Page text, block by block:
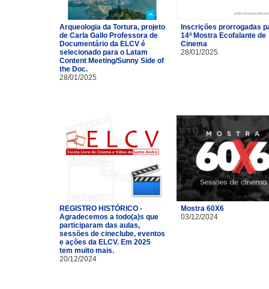
Arqueologia da Tortura, projeto
de Carla Gallo Professora de
Documentário da ELCV é
selecionado para o Latam
Content Meeting/Sunny Side of
the Doc.
28/01/2025
Inscrições prorrogadas
14ª Mostra Ecofalante de
Cinema
28/01/2025
REGISTRO HISTÓRICO -
Agradecemos a todo(a)s que
participaram das aulas,
sessões de cineclube, eventos
e ações da ELCV. Em 2025
tem muito mais.
20/12/2024
Mostra 60X6
03/12/2024